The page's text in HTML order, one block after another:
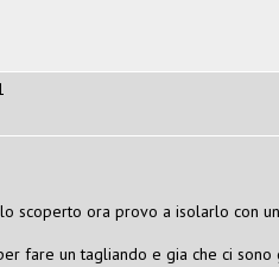
scoperto ora provo a isolarlo con
fare un tagliando e gia che ci